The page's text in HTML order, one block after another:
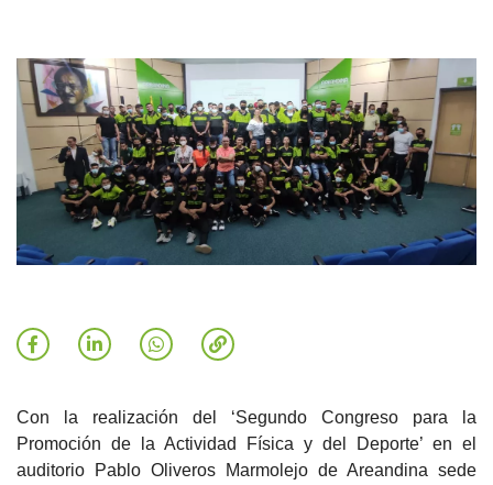
Con la realización del ‘Segundo Congreso para la
Promoción de la Actividad Física y del Deporte’ en el
auditorio Pablo Oliveros Marmolejo de Areandina sede